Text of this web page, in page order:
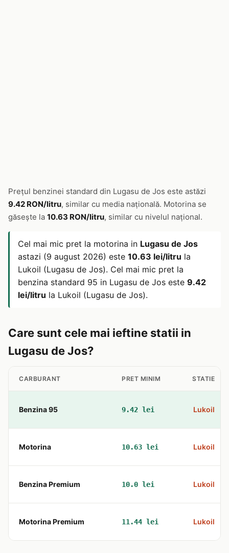
Prețul benzinei standard din Lugasu de Jos este astăzi
9.42 RON/litru, similar cu media națională. Motorina se
găsește la 10.63 RON/litru, similar cu nivelul național.
Cel mai mic pret la motorina in Lugasu de Jos
astazi (9 august 2026) este 10.63 lei/litru la
Lukoil (Lugasu de Jos). Cel mai mic pret la
benzina standard 95 in Lugasu de Jos este 9.42
lei/litru la Lukoil (Lugasu de Jos).
Care sunt cele mai ieftine statii in
Lugasu de Jos?
CARBURANT PRET MINIM STATIE
Benzina 95 9.42 lei Lukoil
Motorina 10.63 lei Lukoil
Benzina Premium 10.0 lei Lukoil
Motorina Premium 11.44 lei Lukoil